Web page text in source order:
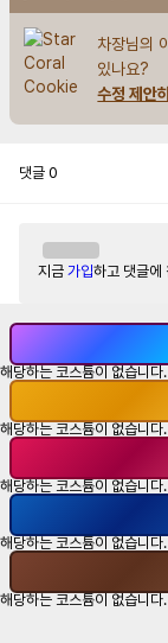
차장님의
있나요?
수정 제안
댓글 0
지금 가입하고 댓글에
해당하는 코스튬이 없습니다.
해당하는 코스튬이 없습니다.
해당하는 코스튬이 없습니다.
해당하는 코스튬이 없습니다.
해당하는 코스튬이 없습니다.